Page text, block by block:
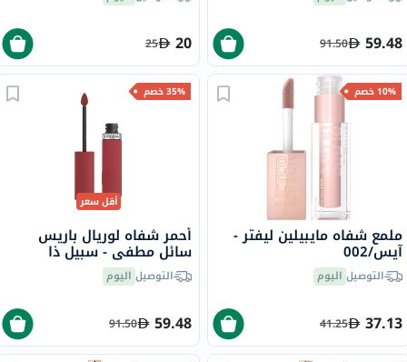
59.48
91.50
20
25
10% خصم
ملمع شفاه مايبيلين ليفتر -
آيس/002
التوصيل اليوم
37.13
41.25
35% خصم
أقل سعر
أحمر شفاه لوريال باريس
سائل مطفي - سبيل ذا
تي/400التوصيل اليوم
59.48
91.50